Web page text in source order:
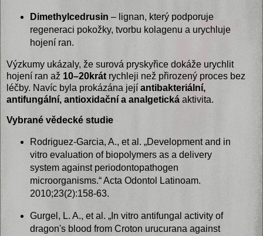
Dimethylcedrusin – lignan, který podporuje
regeneraci pokožky, tvorbu kolagenu a urychluje
hojení ran.
Výzkumy ukázaly, že surová pryskyřice dokáže urychlit
hojení ran až 10–20krát rychleji než přirozený proces bez
léčby. Navíc byla prokázána její antibakteriální,
antifungální, antioxidační a analgetická aktivita.
Vybrané vědecké studie
Rodriguez-Garcia, A., et al. „Development and in
vitro evaluation of biopolymers as a delivery
system against periodontopathogen
microorganisms.“ Acta Odontol Latinoam.
2010;23(2):158-63.
Gurgel, L. A., et al. „In vitro antifungal activity of
dragon's blood from Croton urucurana against